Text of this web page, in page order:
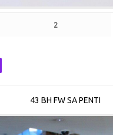
43 BH FW SA PENTI